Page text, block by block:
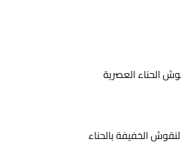
الحناء العصرية
الخفيفة بالحناء